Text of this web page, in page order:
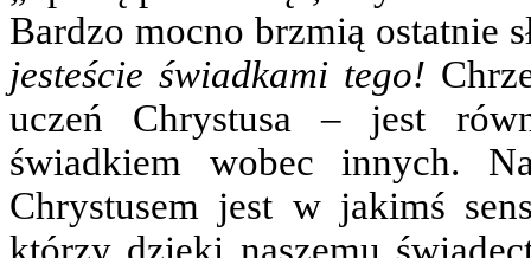
Bardzo mocno brzmią ostatnie
jesteście świadkami tego!
uczeń Chrystusa – jest
świadkiem wobec innych.
Chrystusem jest w jakimś